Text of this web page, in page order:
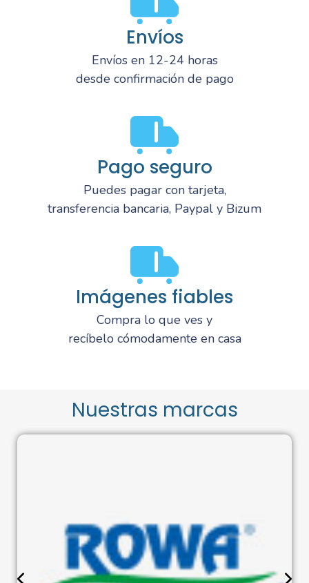
Envíos
Envíos en 12-24 horas
desde confirmación de pago
Pago seguro
Puedes pagar con tarjeta,
transferencia bancaria, Paypal y Bizum
Imágenes fiables
Compra lo que ves y
recíbelo cómodamente en casa
Nuestras marcas